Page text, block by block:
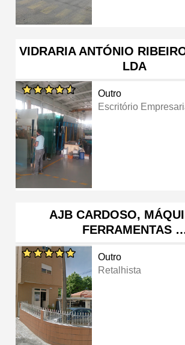
VIDRARIA ANTÓNIO
LDA
Outro
Escritório
AJB CARDOSO,
FERRAMENTAS
Outro
Retalhista